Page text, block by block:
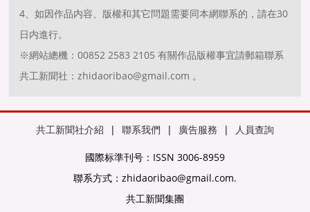
4、如因作品内容、版權和其它問題需要同本網聯系的，請在30
日内進行。
※網站總機：00852 2583 2105 有關作品版權事宜請郵箱聯系
共工新聞社：zhidaoribao@gmail.com 。
共工新聞社介紹 | 聯系我們 | 廣告服務 | 人員查詢
國際标準刊号：ISSN 3006-8959
聯系方式：zhidaoribao@gmail.com.
共工新聞集團